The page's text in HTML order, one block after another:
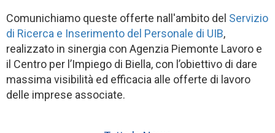
Comunichiamo queste offerte nall'ambito del Servizio
di Ricerca e Inserimento del Personale di UIB,
realizzato in sinergia con Agenzia Piemonte Lavoro e
il Centro per l’Impiego di Biella, con l’obiettivo di dare
massima visibilità ed efficacia alle offerte di lavoro
delle imprese associate.